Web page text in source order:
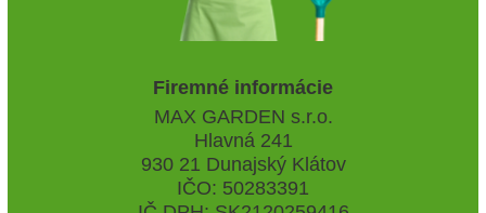
Firemné informácie
MAX GARDEN s.r.o.
Hlavná 241
930 21 Dunajský Klátov
IČO: 50283391